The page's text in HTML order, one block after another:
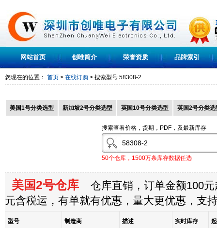
网站首页 创唯简介 荣誉资质 品牌索引
您现在的位置： 首页 > 在线订购 > 搜索型号 58308-2
美国1号分类选型 新加坡2号分类选型 英国10号分类选型 英国2号分类选
搜索查看价格，货期，PDF，及最新库存
50个仓库，1500万条库存数据任选
美国2号仓库 仓库直销，订单金额100元
元含税运，有单就有优惠，量大更优惠，支
型号 制造商 描述 实时库存